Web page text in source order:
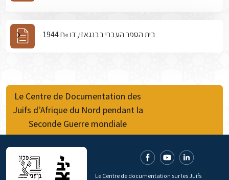
בית הספר העברי בבנגאזי, דו »ח 1944
Le Centre de Documentation des
Juifs d’Afrique du Nord pendant la
Seconde Guerre mondiale
Le Centre de documentation sur les Juifs